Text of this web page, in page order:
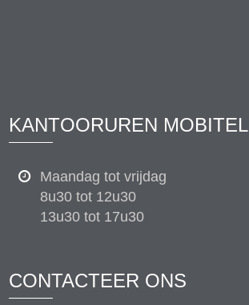
KANTOORUREN MOBITEL
Maandag tot vrijdag
8u30 tot 12u30
13u30 tot 17u30
CONTACTEER ONS